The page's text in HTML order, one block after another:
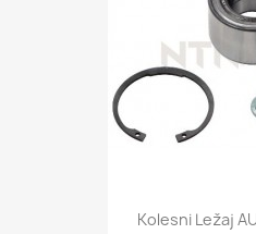
Kolesni Ležaj